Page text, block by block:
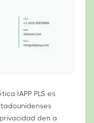
IAPP PLS es
den a